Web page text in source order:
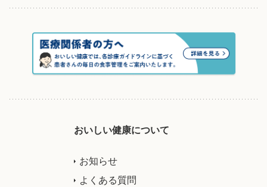
おいしい健康について
お知らせ
よくある質問